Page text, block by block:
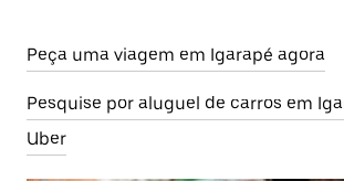
Peça uma viagem em Igarapé agora
Pesquise por aluguel de carros em
Uber